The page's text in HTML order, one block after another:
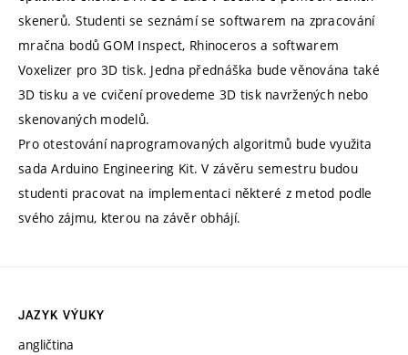
skenerů. Studenti se seznámí se softwarem na zpracování
mračna bodů GOM Inspect, Rhinoceros a softwarem
Voxelizer pro 3D tisk. Jedna přednáška bude věnována také
3D tisku a ve cvičení provedeme 3D tisk navržených nebo
skenovaných modelů.
Pro otestování naprogramovaných algoritmů bude využita
sada Arduino Engineering Kit. V závěru semestru budou
studenti pracovat na implementaci některé z metod podle
svého zájmu, kterou na závěr obhájí.
JAZYK VÝUKY
angličtina